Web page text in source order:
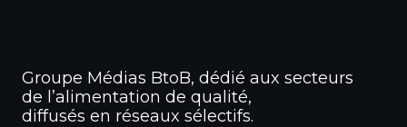
Groupe Médias BtoB, dédié aux secteurs
de l’alimentation de qualité,
diffusés en réseaux sélectifs.